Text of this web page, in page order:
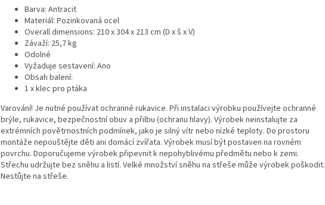
Barva: Antracit
Materiál: Pozinkovaná ocel
Overall dimensions: 210 x 304 x 213 cm (D x š x V)
Závaží: 25,7 kg
Odolné
Vyžaduje sestavení: Ano
Obsah balení:
1 x klec pro ptáka
Varování! Je nutné používat ochranné rukavice. Při instalaci výrobku používejte ochranné
brýle, rukavice, bezpečnostní obuv a přilbu (ochranu hlavy). Výrobek neinstalujte za
extrémních povětrnostních podmínek, jako je silný vítr nebo nízké teploty. Do prostoru
montáže nepouštějte děti ani domácí zvířata. Výrobek musí být postaven na rovném
povrchu. Doporučujeme výrobek připevnit k nepohyblivému předmětu nebo k zemi.
Střechu udržujte bez sněhu a listí. Velké množství sněhu na střeše může výrobek poškodit.
Nestůjte na střeše.